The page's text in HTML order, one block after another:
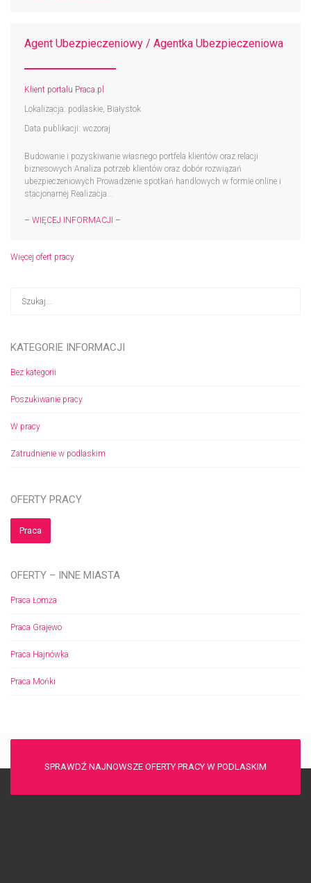
Agent Ubezpieczeniowy / Agentka Ubezpieczeniowa
Klient portalu Praca.pl
Lokalizacja: podlaskie, Białystok
Data publikacji: wczoraj
Budowanie i pozyskiwanie własnego portfela klientów oraz relacji
biznesowych Analiza potrzeb klientów oraz dobór rozwiązań
ubezpieczeniowych Prowadzenie spotkań handlowych w formie online i
stacjonarnej Realizacja...
– WIĘCEJ INFORMACJI –
Więcej ofert pracy
KATEGORIE INFORMACJI
Bez kategorii
Poszukiwanie pracy
W pracy
Zatrudnienie w podlaskim
OFERTY PRACY
Praca
OFERTY – INNE MIASTA
Praca Łomża
Praca Grajewo
Praca Hajnówka
Praca Mońki
SPRAWDŹ NAJNOWSZE OFERTY PRACY W PODLASKIM